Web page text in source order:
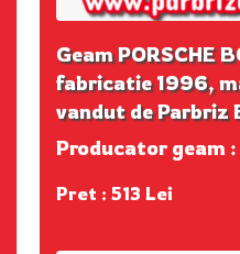
Geam PORSCHE
fabricatie 1996,
vandut de Parbriz
Producator geam :
Pret : 513 Lei